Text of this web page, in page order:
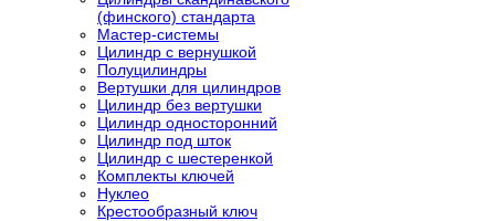
(финского) стандарта
Мастер-системы
Цилиндр с вернушкой
Полуцилиндры
Вертушки для цилиндров
Цилиндр без вертушки
Цилиндр односторонний
Цилиндр под шток
Цилиндр с шестеренкой
Комплекты ключей
Нуклео
Крестообразный ключ